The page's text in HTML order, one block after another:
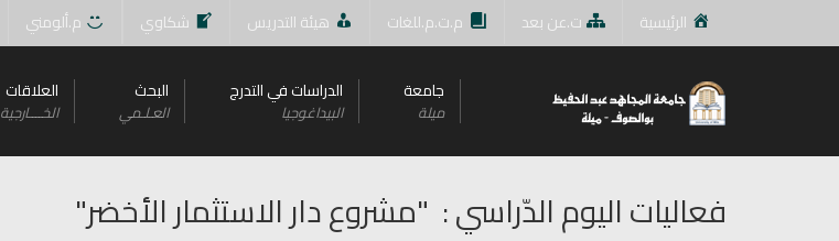
الرئيسية ت.عن بعد م.ت.م.للغات هيئة التدريس شكاوي م.ألومني
جامعة
ميلة
الدراسات في التدرج
البيداغوجيا
البحث
العـلـمي
العلاقات
الخــــارجية
فعاليات اليوم الدّراسي : "مشروع دار الاستثمار الأخضر"